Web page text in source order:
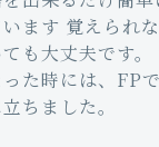
ます 覚えられな
も大丈夫です。
た時には、FP
ちました。